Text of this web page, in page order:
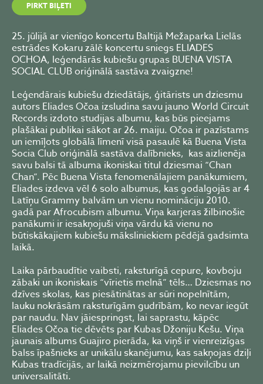
PIRKT BIĻETI
25. jūlijā ar vienīgo koncertu Baltijā Mežaparka Lielās
estrādes Kokaru zālē koncertu sniegs ELIADES
OCHOA, leģendārās kubiešu grupas BUENA VISTA
SOCIAL CLUB oriģinālā sastāva zvaigzne!
Leģendārais kubiešu dziedātājs, ģitārists un dziesmu
autors Eliades Očoa izsludina savu jauno World Circuit
Records izdoto studijas albumu, kas būs pieejams
plašākai publikai sākot ar 26. maiju. Očoa ir pazīstams
un iemīļots globālā līmenī visā pasaulē kā Buena Vista
Socia Club oriģinālā sastāva dalībnieks, kas aizlienēja
savu balsi tā albuma ikoniskai titul dziesmai “Chan
Chan”. Pēc Buena Vista fenomenālajiem panākumiem,
Eliades izdeva vēl 6 solo albumus, kas godalgojās ar 4
Latīņu Grammy balvām un vienu nomināciju 2010.
gadā par Afrocubism albumu. Viņa karjeras žilbinošie
panākumi ir iesakņojuši viņa vārdu kā vienu no
būtiskākajiem kubiešu māksliniekiem pēdējā gadsimta
laikā.
Laika pārbaudītie vaibsti, raksturīgā cepure, kovboju
zābaki un ikoniskais “vīrietis melnā” tēls… Dziesmas no
dzīves skolas, kas piesātinātas ar sūri nopelnītām,
lauku nokrāsām raksturīgām gudrībām, ko nevar iegūt
par naudu. Nav jāiespringst, lai saprastu, kāpēc
Eliades Očoa tie dēvēts par Kubas Džoniju Kešu. Viņa
jaunais albums Guajiro pierāda, ka viņš ir vienreizīgas
balss īpašnieks ar unikālu skanējumu, kas sakņojas dziļi
Kubas tradīcijās, ar laikā neizmērojamu pievilcību un
universalitāti.